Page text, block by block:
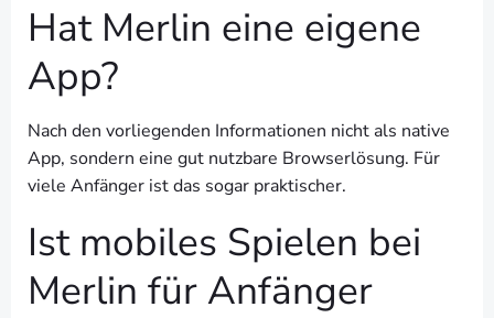
Hat Merlin eine eigene
App?
Nach den vorliegenden Informationen nicht als native
App, sondern eine gut nutzbare Browserlösung. Für
viele Anfänger ist das sogar praktischer.
Ist mobiles Spielen bei
Merlin für Anfänger